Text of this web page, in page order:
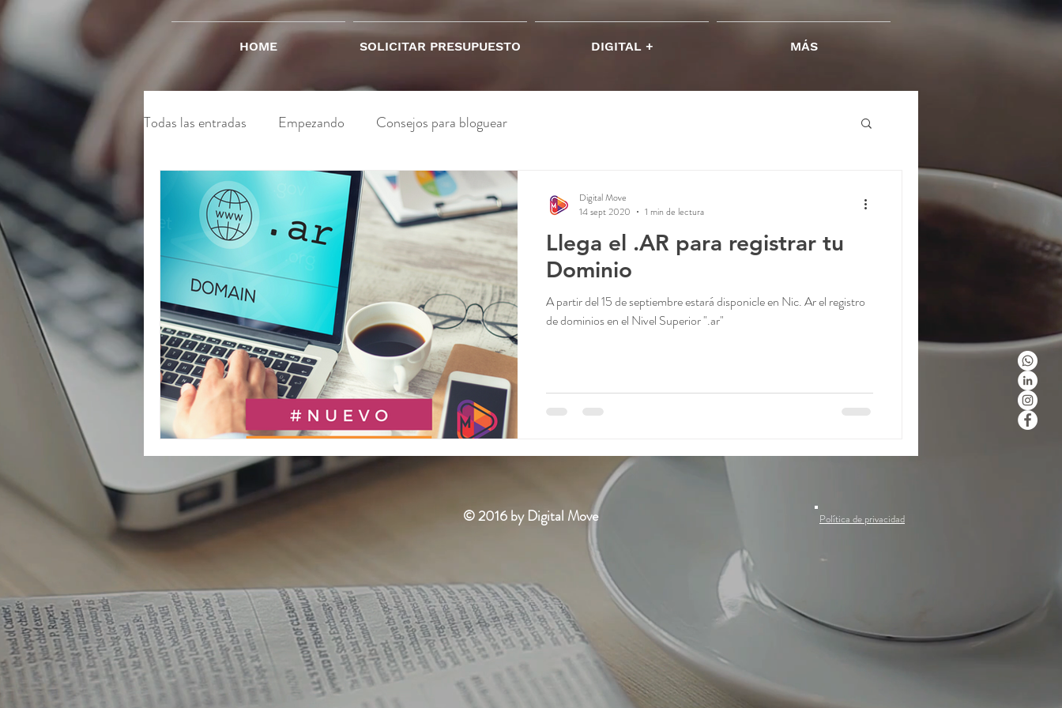
HOME SOLICITAR PRESUPUESTO DIGITAL + MÁS
Todas las entradas Empezando Consejos para bloguear
Llega el .AR para registrar tu
Dominio
A partir del 15 de septiembre estará disponicle en Nic. Ar el registro
de dominios en el Nivel Superior ".ar"
Digital Move
14 sept 2020
1 min de lectura
© 2016 by Digital Move Política de privacidad